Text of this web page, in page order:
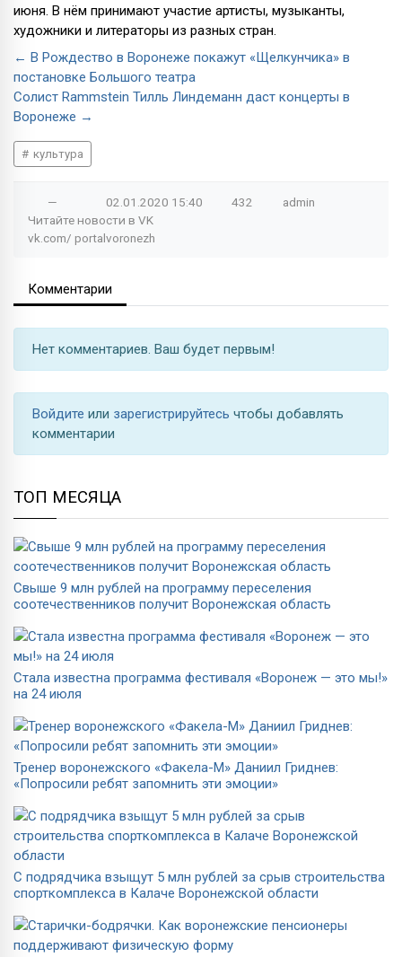
июня. В нём принимают участие артисты, музыканты,
художники и литераторы из разных стран.
← В Рождество в Воронеже покажут «Щелкунчика» в
постановке Большого театра
Солист Rammstein Тилль Линдеманн даст концерты в
Воронеже →
культура
— 02.01.2020 15:40 432
admin
Читайте новости в VK
vk.com/ portalvoronezh
Комментарии
Нет комментариев. Ваш будет первым!
Войдите или зарегистрируйтесь чтобы добавлять
комментарии
ТОП МЕСЯЦА
Свыше 9 млн рублей на программу переселения
соотечественников получит Воронежская область
Стала известна программа фестиваля «Воронеж — это мы!»
на 24 июля
Тренер воронежского «Факела-М» Даниил Гриднев:
«Попросили ребят запомнить эти эмоции»
С подрядчика взыщут 5 млн рублей за срыв строительства
спорткомплекса в Калаче Воронежской области